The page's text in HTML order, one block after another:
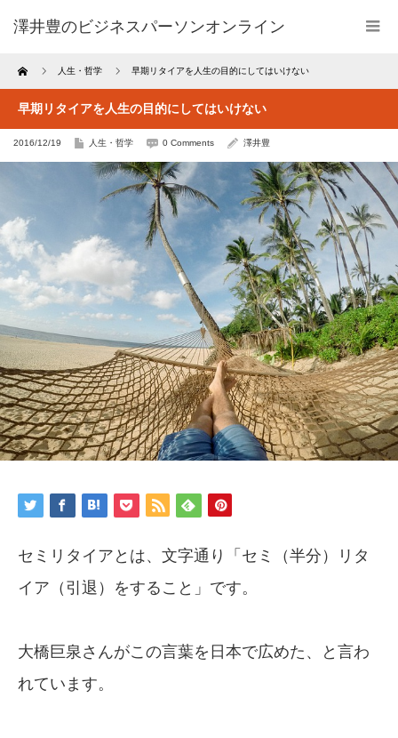
澤井豊のビジネスパーソンオンライン
Home 人生・哲学 早期リタイアを人生の目的にしてはいけない
早期リタイアを人生の目的にしてはいけない
2016/12/19 人生・哲学 0 Comments 澤井豊
セミリタイアとは、文字通り「セミ（半分）リタ
イア（引退）をすること」です。
大橋巨泉さんがこの言葉を日本で広めた、と言わ
れています。